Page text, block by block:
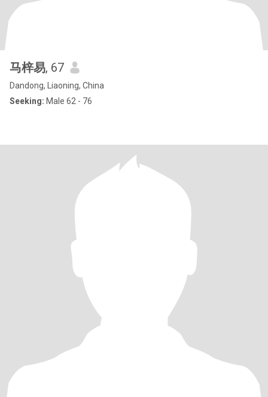
马梓易, 67
Dandong, Liaoning, China
Seeking: Male 62 - 76